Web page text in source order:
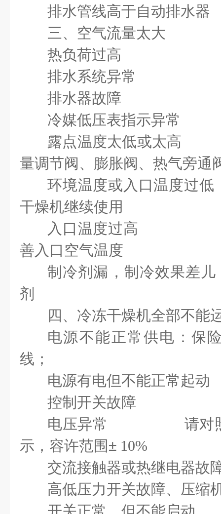
排水管线高于自动排水
三、空气流量太大
热负荷过高 空
排水系统异常
排水器故障 清
冷媒低压表指示异常
露点温度太低或太高
量调节阀、膨胀阀、热气旁通
环境温度或入口温度过
干燥机继续使用
入口温度过高 增
善入口空气温度
制冷剂漏，制冷效果差
剂
四、冷冻干燥机全部不能
电源不能正常供电：保
线；
电源有电但不能正常起动
控制开关故障
电压异常 请对照铭
示，容许范围± 10%
交流接触器或热继电
高低压力开关故障、压